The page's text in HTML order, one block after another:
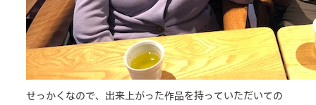
せっかくなので、出来上がった作品を持っていただいての